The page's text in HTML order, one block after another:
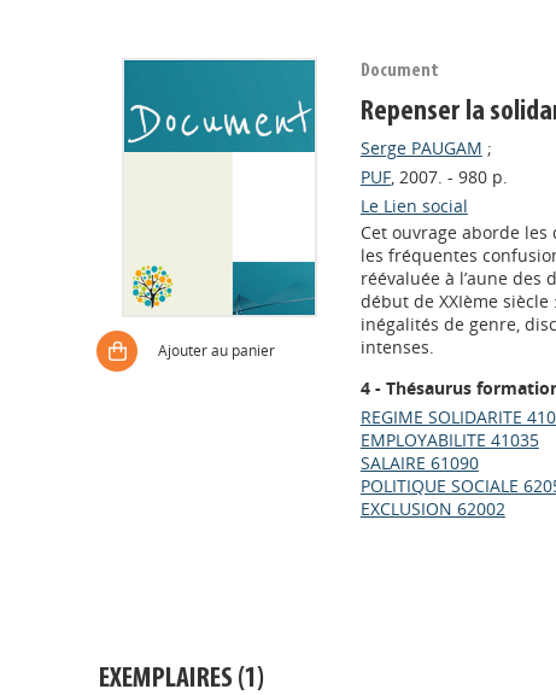
Ajouter au panier
Document
Repenser la
Serge PAUGAM ;
PUF, 2007. - 980 p.
Le Lien social
Cet ouvrage aborde
les fréquentes
réévaluée à l’aune
début de XXIème
inégalités de genre,
intenses.
4 - Thésaurus
REGIME SOLIDARITE
EMPLOYABILITE 41035
SALAIRE 61090
POLITIQUE SOCIALE
EXCLUSION 62002
EXEMPLAIRES (1)